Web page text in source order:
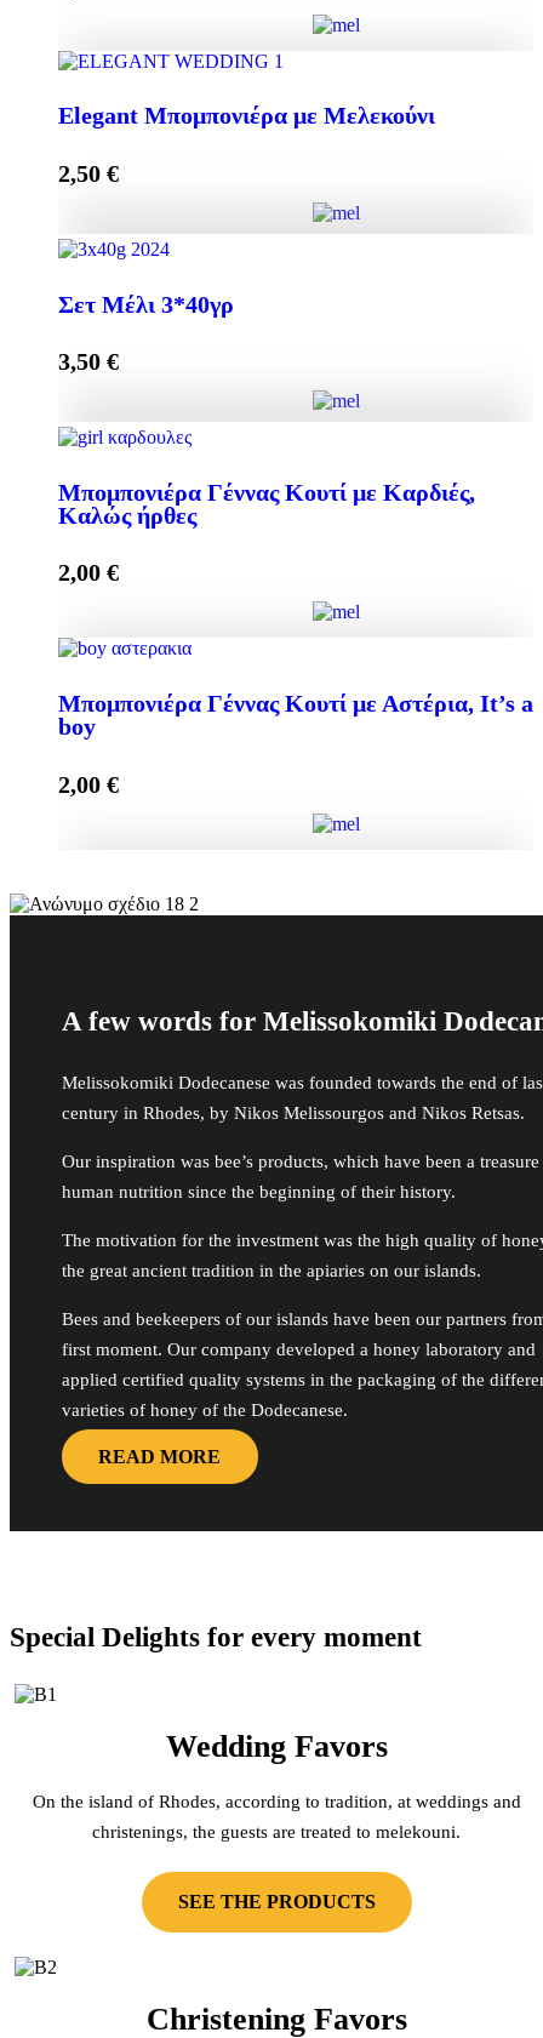
Συσκευασία δώρου, σετ Μέλι Πεύκο & Μελισσοκέρι
quantity
Add to cart
Elegant Μπομπονιέρα με Μελεκούνι
2,50 €
Σετ Μέλι 3*40γρ
3,50 €
Μπομπονιέρα Γέννας Κουτί με Καρδιές,
Καλώς ήρθες
2,00 €
Μπομπονιέρα Γέννας Κουτί με Καρδιές, Καλώς ήρθες
quantity
Μπομπονιέρα Γέννας Κουτί με Αστέρια, It’s a
boy
2,00 €
Μπομπονιέρα Γέννας Κουτί με Αστέρια, It's a boy
A few words for Melissokomiki
Melissokomiki Dodecanese was founded towards the end of
century in Rhodes, by Nikos Melissourgos and Nikos Retsas.
Our inspiration was bee’s products, which have been a
human nutrition since the beginning of their history.
The motivation for the investment was the high quality of
the great ancient tradition in the apiaries on our islands.
Bees and beekeepers of our islands have been our partners
first moment. Our company developed a honey laboratory and
applied certified quality systems in the packaging of the
varieties of honey of the Dodecanese.
READ MORE
Special Delights for every moment
Wedding Favors
On the island of Rhodes, according to tradition, at weddings and
christenings, the guests are treated to melekouni.
SEE THE PRODUCTS
Christening Favors